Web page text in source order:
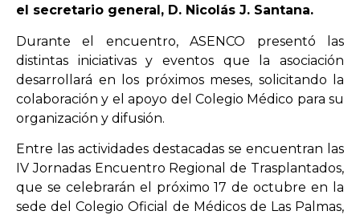
el secretario general, D. Nicolás J. Santana.
Durante el encuentro, ASENCO presentó las
distintas iniciativas y eventos que la asociación
desarrollará en los próximos meses, solicitando la
colaboración y el apoyo del Colegio Médico para su
organización y difusión.
Entre las actividades destacadas se encuentran las
IV Jornadas Encuentro Regional de Trasplantados,
que se celebrarán el próximo 17 de octubre en la
sede del Colegio Oficial de Médicos de Las Palmas,